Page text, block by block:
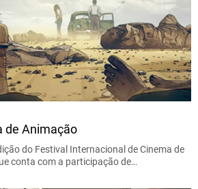
de Animação
do Festival Internacional de Cinema de
conta com a participação de…